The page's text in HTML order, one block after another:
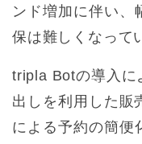
ンド増加に伴い、
保は難しくなって
tripla Botの導入に
出しを利用した販
による予約の簡便